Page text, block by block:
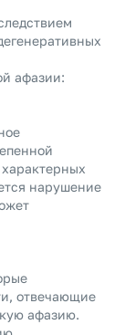
афазии:
нарушение
отвечающие
афазию.